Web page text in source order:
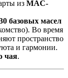
из MAC-
базовых масел
Во время
пространство
и гармонии.
чая.